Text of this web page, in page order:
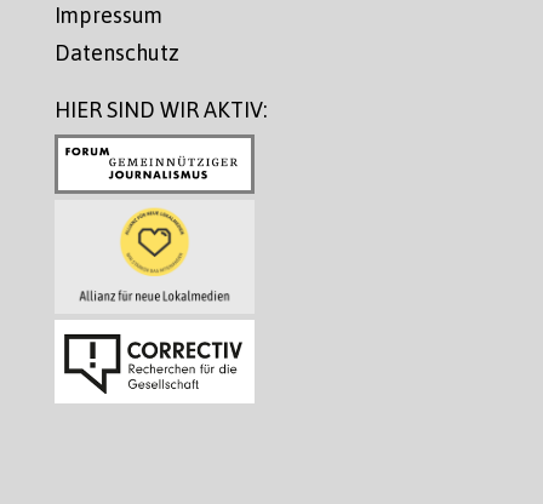
Impressum
Datenschutz
HIER SIND WIR AKTIV: